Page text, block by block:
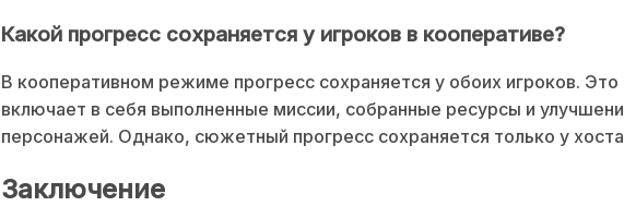
Какой прогресс сохраняется у игроков в кооперативе?
В кооперативном режиме прогресс сохраняется у обоих игроков. Это
включает в себя выполненные миссии, собранные ресурсы и
персонажей. Однако, сюжетный прогресс сохраняется только у
Заключение